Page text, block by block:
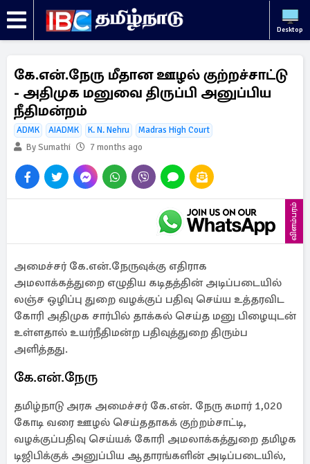
Desktop
கே.என்.நேரு மீதான ஊழல் குற்றச்சாட்டு
- அதிமுக மனுவை திருப்பி அனுப்பிய
நீதிமன்றம்
ADMK AIADMK K. N. Nehru
Madras High Court
By Sumathi
7 months ago
விளம்பரம்
அமைச்சர் கே.என்.நேருவுக்கு எதிராக
அமலாக்கத்துறை எழுதிய கடிதத்தின் அடிப்படையில்
லஞ்ச ஒழிப்பு துறை வழக்குப் பதிவு செய்ய உத்தரவிட
கோரி அதிமுக சார்பில் தாக்கல் செய்த மனு பிழையுடன்
உள்ளதால் உயர்நீதிமன்ற பதிவுத்துறை திரும்ப
அளித்தது.
கே.என்.நேரு
தமிழ்நாடு அரசு அமைச்சர் கே.என். நேரு சுமார் 1,020
கோடி வரை ஊழல் செய்ததாகக் குற்றம்சாட்டி,
வழக்குப்பதிவு செய்யக் கோரி அமலாக்கத்துறை தமிழக
டிஜிபிக்குக் அனுப்பிய ஆதாரங்களின் அடிப்படையில்,